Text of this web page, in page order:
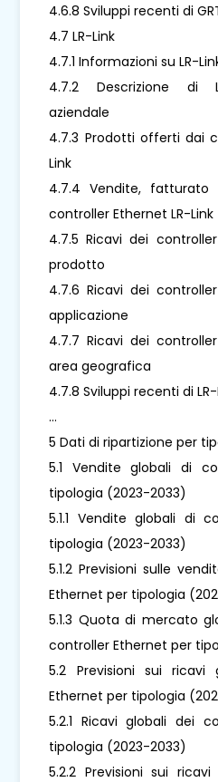
4.6.8 Sviluppi recenti di
4.7 LR-Link
4.7.1 Informazioni su LR-
4.7.2 Descrizione di
aziendale
4.7.3 Prodotti offerti dai
Link
4.7.4 Vendite,
controller Ethernet LR-
4.7.5 Ricavi dei
prodotto
4.7.6 Ricavi dei
applicazione
4.7.7 Ricavi dei
area geografica
4.7.8 Sviluppi recenti di
...
5 Dati di ripartizione per
5.1 Vendite globali di
tipologia (2023-2033)
5.1.1 Vendite globali di
tipologia (2023-2033)
5.1.2 Previsioni sulle
Ethernet per tipologia
5.1.3 Quota di mercato
controller Ethernet per
5.2 Previsioni sui ricavi
Ethernet per tipologia
5.2.1 Ricavi globali dei
tipologia (2023-2033)
5.2.2 Previsioni sui